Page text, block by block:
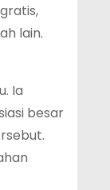
lain.
Ia
besar